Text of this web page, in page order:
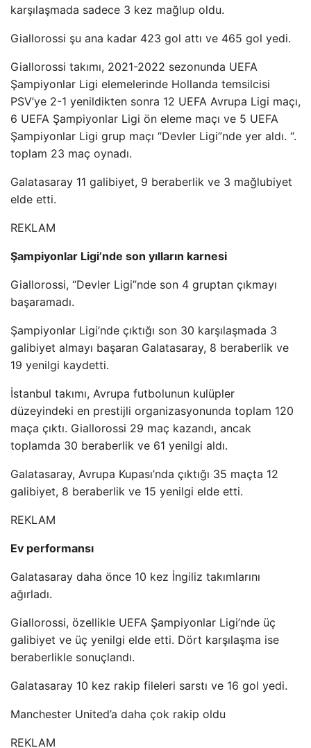
karşılaşmada sadece 3 kez mağlup oldu.
Giallorossi şu ana kadar 423 gol attı ve 465 gol yedi.
Giallorossi takımı, 2021-2022 sezonunda UEFA
Şampiyonlar Ligi elemelerinde Hollanda temsilcisi
PSV’ye 2-1 yenildikten sonra 12 UEFA Avrupa Ligi maçı,
6 UEFA Şampiyonlar Ligi ön eleme maçı ve 5 UEFA
Şampiyonlar Ligi grup maçı “Devler Ligi”nde yer aldı. “.
toplam 23 maç oynadı.
Galatasaray 11 galibiyet, 9 beraberlik ve 3 mağlubiyet
elde etti.
REKLAM
Şampiyonlar Ligi’nde son yılların karnesi
Giallorossi, “Devler Ligi”nde son 4 gruptan çıkmayı
başaramadı.
Şampiyonlar Ligi’nde çıktığı son 30 karşılaşmada 3
galibiyet almayı başaran Galatasaray, 8 beraberlik ve
19 yenilgi kaydetti.
İstanbul takımı, Avrupa futbolunun kulüpler
düzeyindeki en prestijli organizasyonunda toplam 120
maça çıktı. Giallorossi 29 maç kazandı, ancak
toplamda 30 beraberlik ve 61 yenilgi aldı.
Galatasaray, Avrupa Kupası’nda çıktığı 35 maçta 12
galibiyet, 8 beraberlik ve 15 yenilgi elde etti.
REKLAM
Ev performansı
Galatasaray daha önce 10 kez İngiliz takımlarını
ağırladı.
Giallorossi, özellikle UEFA Şampiyonlar Ligi’nde üç
galibiyet ve üç yenilgi elde etti. Dört karşılaşma ise
beraberlikle sonuçlandı.
Galatasaray 10 kez rakip fileleri sarstı ve 16 gol yedi.
Manchester United’a daha çok rakip oldu
REKLAM